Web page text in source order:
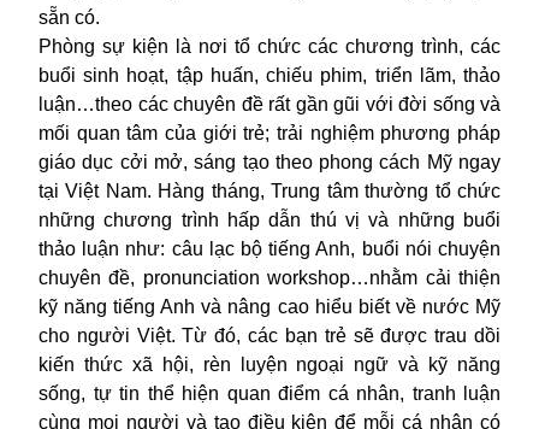
sẵn có.
Phòng sự kiện là nơi tổ chức các chương trình, các
buổi sinh hoạt, tập huấn, chiếu phim, triển lãm, thảo
luận…theo các chuyên đề rất gần gũi với đời sống và
mối quan tâm của giới trẻ; trải nghiệm phương pháp
giáo dục cởi mở, sáng tạo theo phong cách Mỹ ngay
tại Việt Nam. Hàng tháng, Trung tâm thường tổ chức
những chương trình hấp dẫn thú vị và những buổi
thảo luận như: câu lạc bộ tiếng Anh, buổi nói chuyện
chuyên đề, pronunciation workshop…nhằm cải thiện
kỹ năng tiếng Anh và nâng cao hiểu biết về nước Mỹ
cho người Việt. Từ đó, các bạn trẻ sẽ được trau dồi
kiến thức xã hội, rèn luyện ngoại ngữ và kỹ năng
sống, tự tin thể hiện quan điểm cá nhân, tranh luận
cùng mọi người và tạo điều kiện để mỗi cá nhân có